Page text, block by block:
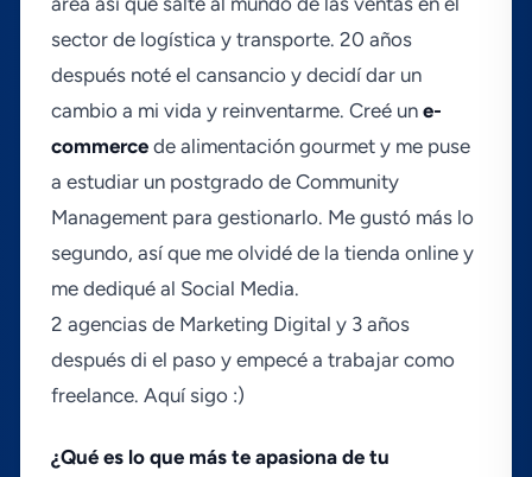
sector de logí­stica y transporte. 20 años
después noté el cansancio y decidí­ dar un
cambio a mi vida y reinventarme. Creé un e-
commercede alimentación gourmet y me puse
a estudiar un postgrado de Community
Management para gestionarlo. Me gustó más lo
segundo, así­ que me olvidé de la tienda online y
me dediqué al Social Media.
2 agencias de Marketing Digital y 3 años
después di el paso y empecé a trabajar como
freelance. Aquí­ sigo :)
¿Qué es lo que más te apasiona de tu